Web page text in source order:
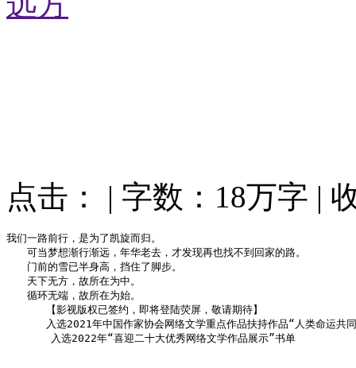
点击： | 字数：18万字 |
我们一路前行，是为了凯旋而归。
可当梦想渐行渐远，年华老去，才发现再也找不到回家的路。
门前的雪已半身高，挡住了脚步。
天下无方，故所在为中。
循环无端，故所在为始。
【影视版权已签约，即将登陆荧屏，敬请期待】
入选2021年中国作家协会网络文学重点作品扶持作品“人类命运共同
       入选2022年“喜迎二十大优秀网络文学作品展示”书单